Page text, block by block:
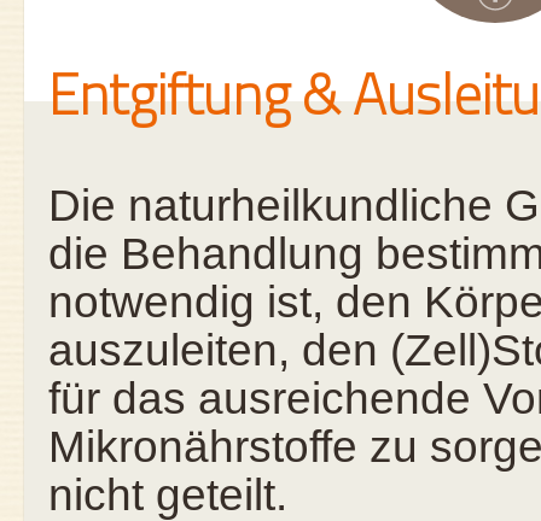
Entgiftung &
Die naturheilkundliche
die Behandlung
notwendig ist, den
auszuleiten, den
für das ausreichende
Mikronährstoffe zu
nicht geteilt.